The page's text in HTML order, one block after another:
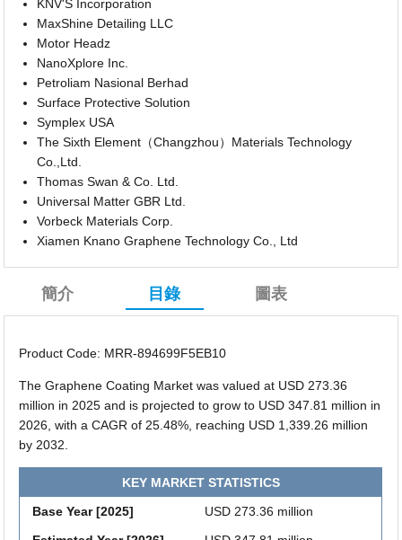
KNV'S Incorporation
MaxShine Detailing LLC
Motor Headz
NanoXplore Inc.
Petroliam Nasional Berhad
Surface Protective Solution
Symplex USA
The Sixth Element（Changzhou）Materials Technology
Co.,Ltd.
Thomas Swan & Co. Ltd.
Universal Matter GBR Ltd.
Vorbeck Materials Corp.
Xiamen Knano Graphene Technology Co., Ltd
簡介 目錄 圖表
Product Code: MRR-894699F5EB10
The Graphene Coating Market was valued at USD 273.36
million in 2025 and is projected to grow to USD 347.81 million in
2026, with a CAGR of 25.48%, reaching USD 1,339.26 million
by 2032.
KEY MARKET STATISTICS
Base Year [2025]
USD 273.36 million